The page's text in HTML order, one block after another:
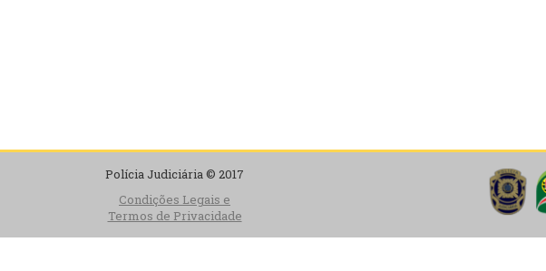
Polícia Judiciária © 2017
Condições Legais e
Termos de Privacidade